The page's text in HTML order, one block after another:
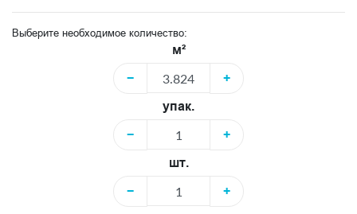
Выберите необходимое количество:
м²
−
+
упак.
−
+
шт.
−
+